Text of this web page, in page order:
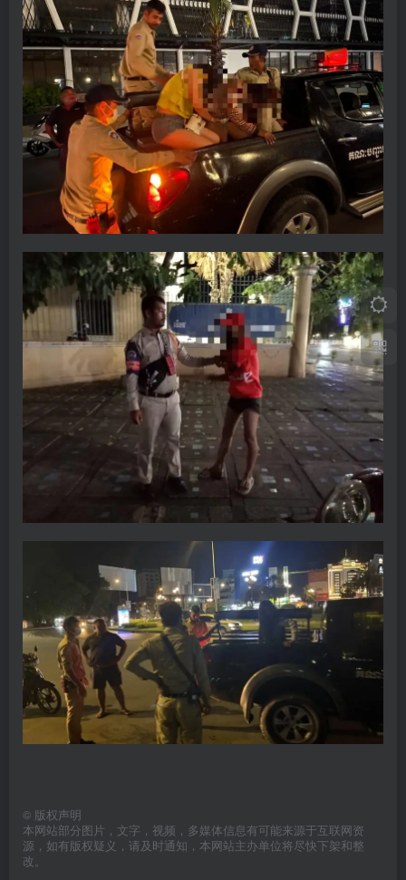
© 版权声明
本网站部分图片，文字，视频，多媒体信息有可能来源于互联网资
源，如有版权疑义，请及时通知，本网站主办单位将尽快下架和整
改。